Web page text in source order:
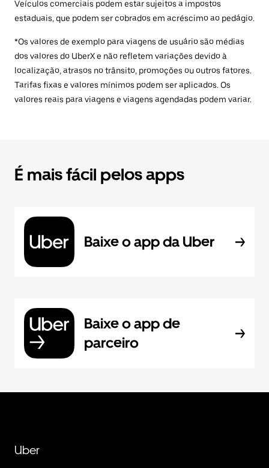
Veículos comerciais podem estar sujeitos a impostos
estaduais, que podem ser cobrados em acréscimo ao pedágio.
*Os valores de exemplo para viagens de usuário são médias
dos valores do UberX e não refletem variações devido à
localização, atrasos no trânsito, promoções ou outros fatores.
Tarifas fixas e valores mínimos podem ser aplicados. Os
valores reais para viagens e viagens agendadas podem variar.
É mais fácil pelos apps
Baixe o app da Uber
Baixe o app de
parceiro
Uber